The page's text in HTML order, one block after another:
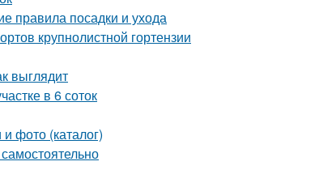
правила посадки и ухода
крупнолистной гортензии
выглядит
в 6 соток
фото (каталог)